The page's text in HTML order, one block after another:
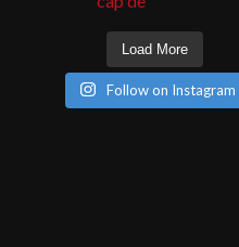
Load More
Follow on Instagram